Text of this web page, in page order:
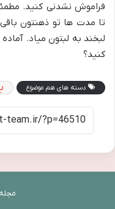
فراموش نشدنی کنید.
تا مدت ها تو ذهنتون
لبخند به لبتون میاد.
کنید؟
دسته های هم موضوع
مجله